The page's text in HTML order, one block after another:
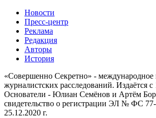
Новости
Пресс-центр
Реклама
Редакция
Авторы
История
«Совершенно Секретно» - международное
журналистских расследований. Издаётся с
Основатели - Юлиан Семёнов и Артём
свидетельство о регистрации ЭЛ № ФС
25.12.2020 г.